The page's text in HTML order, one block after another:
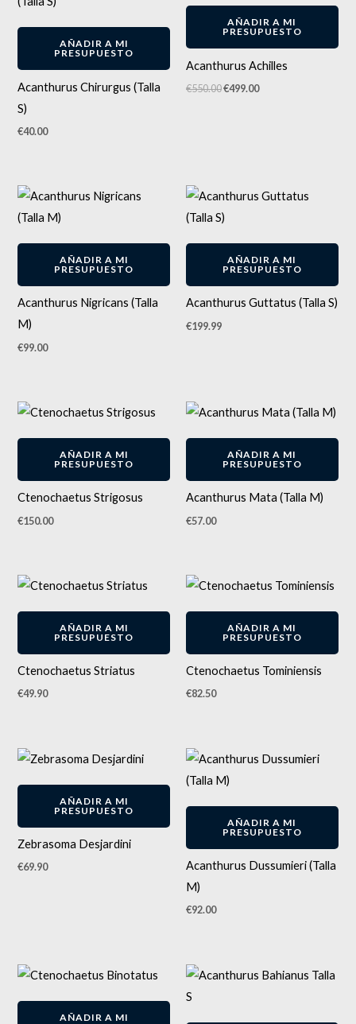
AÑADIR A MI
PRESUPUESTO
Acanthurus Chirurgus (Talla
S)
€40.00
-9%
AÑADIR A MI
PRESUPUESTO
Acanthurus Achilles
€550.00
€550.00.
€499.00
€499.00.
AÑADIR A MI
PRESUPUESTO
Acanthurus Nigricans (Talla
M)
€99.00
AÑADIR A MI
PRESUPUESTO
Acanthurus Guttatus (Talla S)
€199.99
AÑADIR A MI
PRESUPUESTO
Ctenochaetus Strigosus
€150.00
AÑADIR A MI
PRESUPUESTO
Acanthurus Mata (Talla M)
€57.00
AÑADIR A MI
PRESUPUESTO
Ctenochaetus Striatus
€49.90
AÑADIR A MI
PRESUPUESTO
Ctenochaetus Tominiensis
€82.50
AÑADIR A MI
PRESUPUESTO
Zebrasoma Desjardini
€69.90
AÑADIR A MI
PRESUPUESTO
Acanthurus Dussumieri (Talla
M)
€92.00
AÑADIR A MI